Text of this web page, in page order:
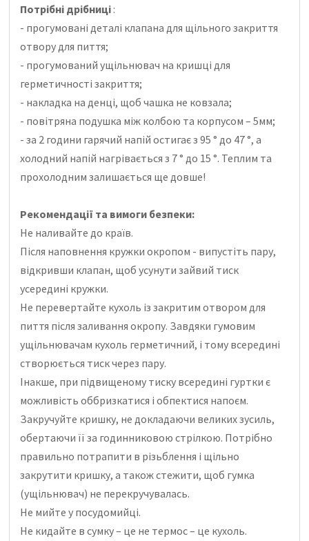
Потрібні дрібниці :
- прогумовані деталі клапана для щільного закриття
отвору для пиття;
- прогумований ущільнювач на кришці для
герметичності закриття;
- накладка на денці, щоб чашка не ковзала;
- повітряна подушка між колбою та корпусом – 5мм;
- за 2 години гарячий напій остигає з 95 ° до 47 °, а
холодний напій нагрівається з 7 ° до 15 °. Теплим та
прохолодним залишається ще довше!
Рекомендації та вимоги безпеки:
Не наливайте до країв.
Після наповнення кружки окропом - випустіть пару,
відкривши клапан, щоб усунути зайвий тиск
усередині кружки.
Не перевертайте кухоль із закритим отвором для
пиття після заливання окропу. Завдяки гумовим
ущільнювачам кухоль герметичний, і тому всередині
створюється тиск через пару.
Інакше, при підвищеному тиску всередині гуртки є
можливість оббризкатися і обпектися напоєм.
Закручуйте кришку, не докладаючи великих зусиль,
обертаючи її за годинниковою стрілкою. Потрібно
правильно потрапити в різьблення і щільно
закрутити кришку, а також стежити, щоб гумка
(ущільнювач) не перекручувалась.
Не мийте у посудомийці.
Не кидайте в сумку – це не термос – це кухоль.